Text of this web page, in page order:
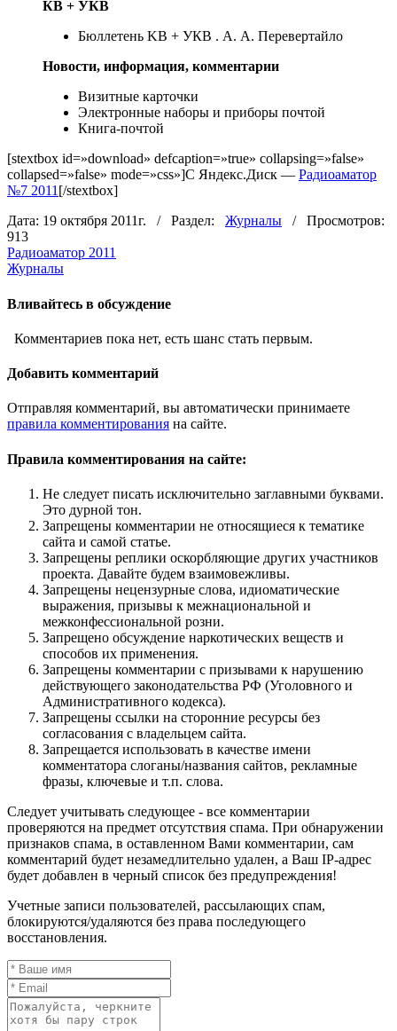
КВ + УКВ
Бюллетень KB + УКВ . А. А. Перевертайло
Новости, информация, комментарии
Визитные карточки
Электронные наборы и приборы почтой
Книга-почтой
[stextbox id=»download» defcaption=»true» collapsing=»false»
collapsed=»false» mode=»css»]С Яндекс.Диск — Радиоаматор
№7 2011 [/stextbox]
Дата: 19 октября 2011г. / Раздел: Журналы / Просмотров:
913
Радиоаматор 2011
Журналы
Вливайтесь в обсуждение
Комментариев пока нет, есть шанс стать первым.
Добавить комментарий
Отправляя комментарий, вы автоматически принимаете
правила комментирования на сайте.
Правила комментирования на сайте:
Не следует писать исключительно заглавными буквами.
Это дурной тон.
Запрещены комментарии не относящиеся к тематике
сайта и самой статье.
Запрещены реплики оскорбляющие других участников
проекта. Давайте будем взаимовежливы.
Запрещены нецензурные слова, идиоматические
выражения, призывы к межнациональной и
межконфессиональной розни.
Запрещено обсуждение наркотических веществ и
способов их применения.
Запрещены комментарии с призывами к нарушению
действующего законодательства РФ (Уголовного и
Административного кодекса).
Запрещены ссылки на сторонние ресурсы без
согласования с владельцем сайта.
Запрещается использовать в качестве имени
комментатора слоганы/названия сайтов, рекламные
фразы, ключевые и т.п. слова.
Следует учитывать следующее - все комментарии
проверяются на предмет отсутствия спама. При обнаружении
признаков спама, в оставленном Вами комментарии, сам
комментарий будет незамедлительно удален, а Ваш IP-адрес
будет добавлен в черный список без предупреждения!
Учетные записи пользователей, рассылающих спам,
блокируются/удаляются без права последующего
восстановления.